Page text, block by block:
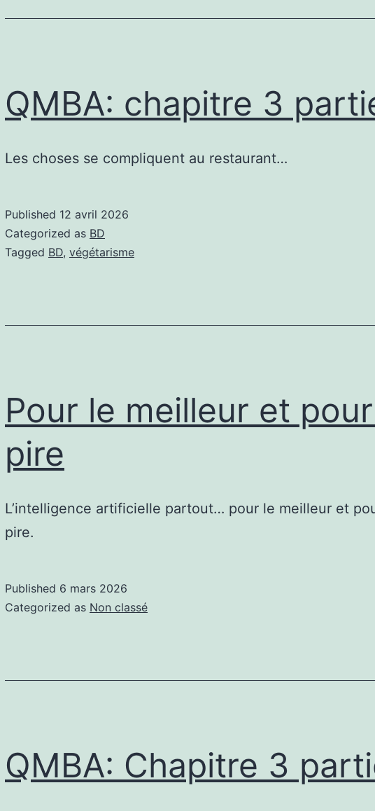
QMBA: chapitre 3
Les choses se compliquent au restaurant…
Published 12 avril 2026
Categorized as BD
Tagged BD, végétarisme
Pour le meilleur et
pire
L’intelligence artificielle partout… pour le meilleur et
pire.
Published 6 mars 2026
Categorized as Non classé
QMBA: Chapitre 3